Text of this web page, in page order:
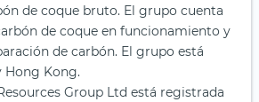
de coque bruto. El grupo cuenta
de coque en funcionamiento y
de carbón. El grupo está
Hong Kong.
Group Ltd está registrada